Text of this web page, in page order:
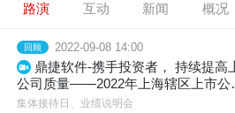
路演 互动 新闻 概况
回顾 2022-09-08 14:00
鼎捷软件-携手投资者， 持续提高
公司质量——2022年上海辖区上市公
集体接待日暨中报业绩说明会
集体接待日、业绩说明会